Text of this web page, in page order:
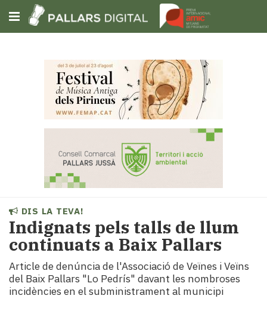
Subscriu-t'hi
Portada
Societat
Política
i
municipis
Economia
i
turisme
DIS LA TEVA!
Indignats pels talls de llum
continuats a Baix Pallars
Article de denúncia de l'Associació de Veïnes i Veïns
del Baix Pallars "Lo Pedrís" davant les nombroses
incidències en el subministrament al municipi